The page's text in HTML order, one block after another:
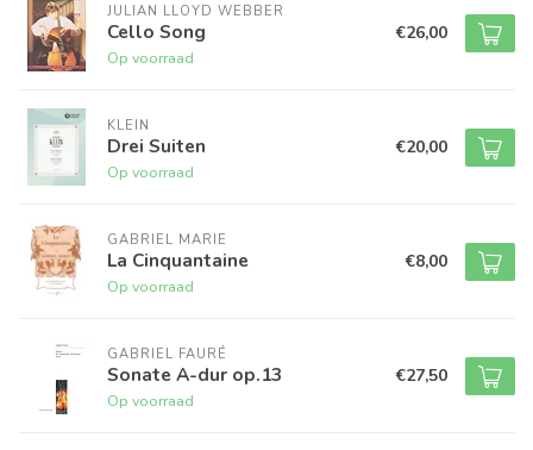
JULIAN LLOYD WEBBER
Cello Song
Op voorraad
€26,00
KLEIN
Drei Suiten
Op voorraad
€20,00
GABRIEL MARIE
La Cinquantaine
Op voorraad
€8,00
GABRIEL FAURÉ
Sonate A-dur op.13
Op voorraad
€27,50